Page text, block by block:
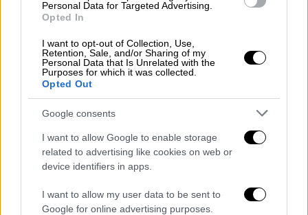
Personal Data for Targeted Advertising.
Opted In
I want to opt-out of Collection, Use,
Retention, Sale, and/or Sharing of my
Personal Data that Is Unrelated with the
Purposes for which it was collected.
Opted Out
Google consents
I want to allow Google to enable storage
related to advertising like cookies on web or
device identifiers in apps.
I want to allow my user data to be sent to
Google for online advertising purposes.
και μεεμφανή τα σημάδια πυροβολισμού
κεφάλικαι το
Απροστάτευτα ζώα σε… προστατευόμενες
περιοχές
Αξίζει να σημειωθεί ότι το περιστατικό
σημειώθηκε όχι μόνο μακριά από οικισμούς
και καλλιέργειες αλλά καιμέσα σε περιοχή
που ανήκει στο Δίκτυο Natura 2000
(«Κορυφές Όρους Γράμμος», κωδικός
GR1320002). Το ευρωπαϊκό οικολογικό
δίκτυο Natura 2000 είναι ένα δίκτυο ζωνών